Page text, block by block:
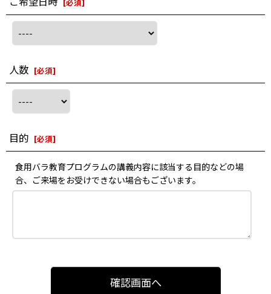
[必須]
人数 [必須]
目的 [必須]
食用バラ教育プログラムの講義内容に該当する目的などの場
合、ご来場をお受けできない場合もございます。
確認画面へ